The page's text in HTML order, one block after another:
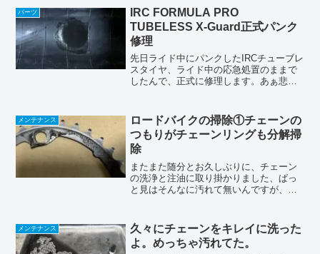
ってます(前ユーザーさんでの...
パーツ
IRC FORMULA PRO
TUBELESS X-Guard正式パンク
修理
先日ライド中にパンクしたIRCチューブレ
スタイヤ、ライド中の応急処置のままで
したんで、正式に修理します。あぁ悲
エアモレがちゃんと治ってない事が多い
と思いますので、ちゃん...
メンテナンス
ロードバイクの掃除①チェーンの
つもりがチェーンリングも分解掃
除
またまた随分とお久しぶりに、チェーン
の洗浄と注油に取り掛かりました、ぱっ
と見はそんなに汚れて無いんですが、ひ
ってしまってましたが、ほとんどローラ
ー台なんで、見た目...
メンテナンス
久々にチェーンをキレイに洗った
よ。めっちゃ汚れてた。